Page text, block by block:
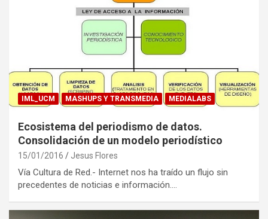
IML_UCM MASHUPS Y TRANSMEDIA MEDIALABS
Ecosistema del periodismo de datos.
Consolidación de un modelo periodístico
15/01/2016 Jesus Flores
Vía Cultura de Red.- Internet nos ha traído un flujo sin
precedentes de noticias e información.…